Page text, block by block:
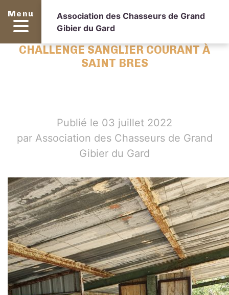
Menu
Association des Chasseurs de Grand
Gibier du Gard
CHALLENGE SANGLIER COURANT À
SAINT BRES
Publié le 03 juillet 2022
par Association des Chasseurs de Grand
Gibier du Gard